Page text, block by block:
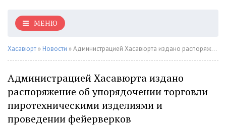
МЕНЮ
Хасавюрт » Новости » Администрацией Хасавюрта издано распоряжение об упорядочении торговли пиротехническими изделиями и проведении фейерверков
Администрацией Хасавюрта издано
распоряжение об упорядочении торговли
пиротехническими изделиями и
проведении фейерверков